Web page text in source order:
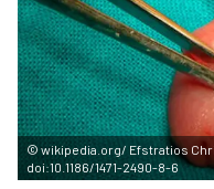
© wikipedia.org/ Efstratios
doi:10.1186/1471-2490-8-6